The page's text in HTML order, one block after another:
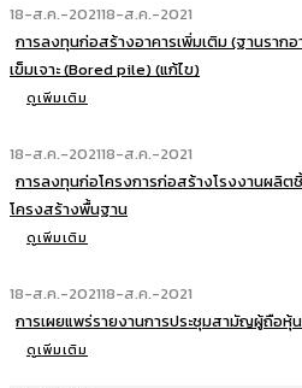
18-ส.ค.-202118-ส.ค.-2021
การลงทุนก่อสร้างอาคารเพิ่มเติม (ฐานรากอ
เข็มเจาะ (Bored pile) (แก้ไข)
ดูเพิ่มเติม
18-ส.ค.-202118-ส.ค.-2021
การลงทุนก่อโครงการก่อสร้างโรงงานผลิ
โครงสร้างพื้นฐาน
ดูเพิ่มเติม
18-ส.ค.-202118-ส.ค.-2021
การเผยแพร่รายงานการประชุมสามัญผู้ถือหุ้น
ดูเพิ่มเติม